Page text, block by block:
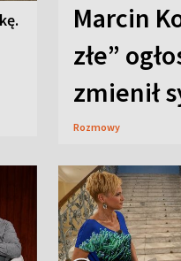
Marcin
złe”
zmienił
Rozmowy